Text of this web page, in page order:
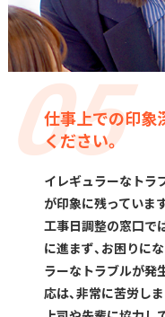
仕事上での印象
ください。
イレギュラーなトラ
が印象に残っています
工事日調整の窓口で
に進まず、お困りに
ラーなトラブルが発
応は、非常に苦労しま